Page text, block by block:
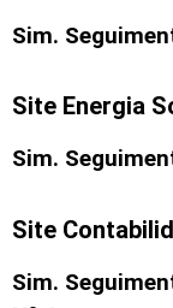
Sim.
Site Energia
Sim.
Site
Sim.